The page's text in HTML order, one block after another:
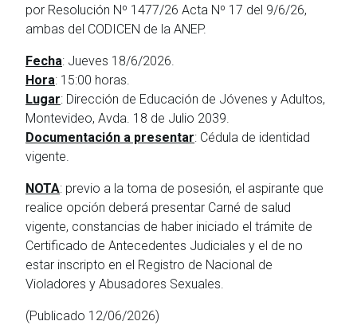
por Resolución Nº 1477/26 Acta Nº 17 del 9/6/26,
ambas del CODICEN de la ANEP.
Fecha: Jueves 18/6/2026.
Hora: 15:00 horas.
Lugar: Dirección de Educación de Jóvenes y Adultos,
Montevideo, Avda. 18 de Julio 2039.
Documentación a presentar: Cédula de identidad
vigente.
NOTA: previo a la toma de posesión, el aspirante que
realice opción deberá presentar Carné de salud
vigente, constancias de haber iniciado el trámite de
Certificado de Antecedentes Judiciales y el de no
estar inscripto en el Registro de Nacional de
Violadores y Abusadores Sexuales.
(Publicado 12/06/2026)